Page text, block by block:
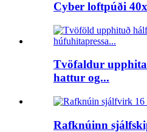
Cyber ​​loftpúði
Tvöfaldur
hattur og...
Rafknúinn